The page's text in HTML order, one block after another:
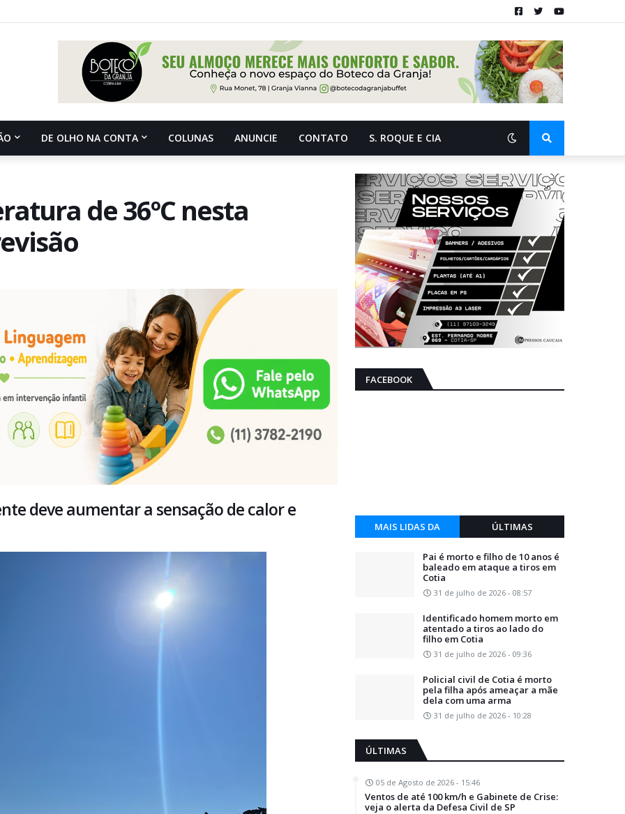
DE OLHO NA CONTA COLUNAS ANUNCIE CONTATO S. ROQUE E CIA
de 36ºC nesta
deve aumentar a sensação de calor e
FACEBOOK
MAIS LIDAS DA
ÚLTIMAS
Pai é morto e filho de 10 anos é
baleado em ataque a tiros em
Cotia
31 de julho de 2026 - 08:57
Identificado homem morto em
atentado a tiros ao lado do
filho em Cotia
31 de julho de 2026 - 09:36
Policial civil de Cotia é morto
pela filha após ameaçar a mãe
dela com uma arma
31 de julho de 2026 - 10:28
ÚLTIMAS
05 de Agosto de 2026 - 15:46
Ventos de até 100 km/h e Gabinete de Crise:
veja o alerta da Defesa Civil de SP